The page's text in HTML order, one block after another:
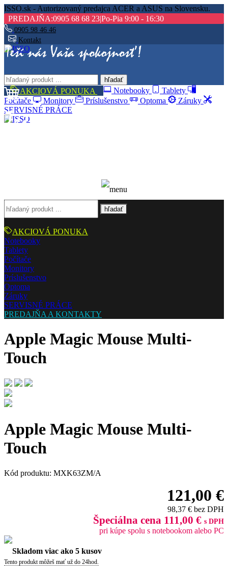
ISSO.sk - Autorizovaný predajca ACER a ASUS na Slovensku.
PREDAJŇA:0905 68 68 23|Po-Pia 9:00 - 16:30
0905 98 46 46
Kontakt
hľadať
AKCIOVÁ PONUKA Notebooky
Tablety
Počítače
Monitory Príslušenstvo Optoma
Záruky
SERVISNÉ PRÁCE
hľadať
AKCIOVÁ PONUKA
Notebooky
Tablety
Počítače
Monitory
Príslušenstvo
Optoma
Záruky
SERVISNÉ PRÁCE
PREDAJŇA A KONTAKTY
Apple Magic Mouse Multi-
Touch
Apple Magic Mouse Multi-
Touch
Kód produktu: MXK63ZM/A
121,00 €
98,37 € bez DPH
Špeciálna cena 111,00 € s DPH
pri kúpe spolu s notebookom alebo PC
Skladom viac ako 5 kusov
Tento produkt môžeš mať už do 24hod.